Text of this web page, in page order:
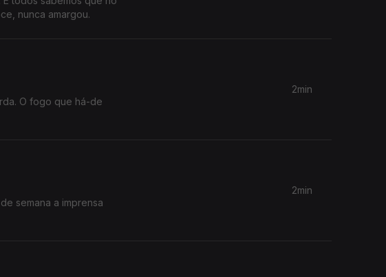
nunca amargou.
O fogo que há-de
2min
semana a imprensa
2min